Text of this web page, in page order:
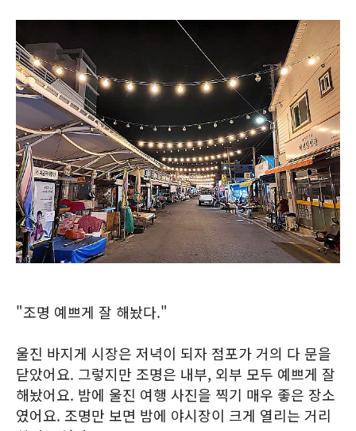
"조명 예쁘게 잘 해놨다."
울진 바지게 시장은 저녁이 되자 점포가 거의 다 문을
닫았어요. 그렇지만 조명은 내부, 외부 모두 예쁘게 잘
해놨어요. 밤에 울진 여행 사진을 찍기 매우 좋은 장소
였어요. 조명만 보면 밤에 야시장이 크게 열리는 거리